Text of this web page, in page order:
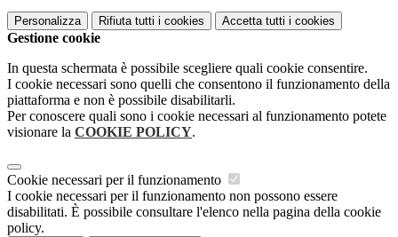
Personalizza Rifiuta tutti i cookies Accetta tutti i cookies
Gestione cookie
In questa schermata è possibile scegliere quali cookie consentire.
I cookie necessari sono quelli che consentono il funzionamento della
piattaforma e non è possibile disabilitarli.
Per conoscere quali sono i cookie necessari al funzionamento potete
visionare la COOKIE POLICY.
Cookie necessari per il funzionamento
I cookie necessari per il funzionamento non possono essere
disabilitati. È possibile consultare l'elenco nella pagina della cookie
policy.